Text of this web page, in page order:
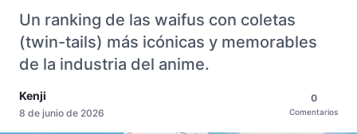
Un ranking de las waifus con coletas
(twin-tails) más icónicas y memorables
de la industria del anime.
Kenji
8 de junio de 2026
0
Comentarios